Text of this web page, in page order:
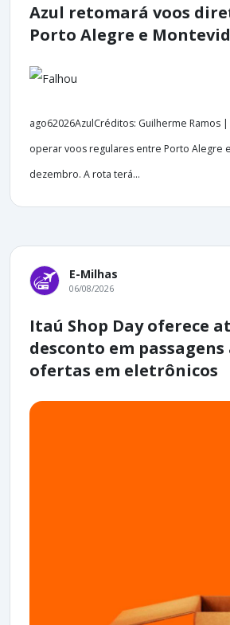
Azul retomará voos
Porto Alegre e
ago62026AzulCréditos: Guilherme Ramos |
operar voos regulares entre Porto Alegre
dezembro. A rota terá...
E-Milhas
06/08/2026
Itaú Shop Day oferece
desconto em passagens
ofertas em eletrônicos